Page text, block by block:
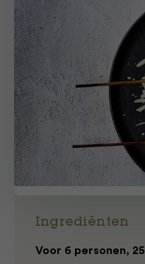
Ingrediënten
Voor 6 personen, 25